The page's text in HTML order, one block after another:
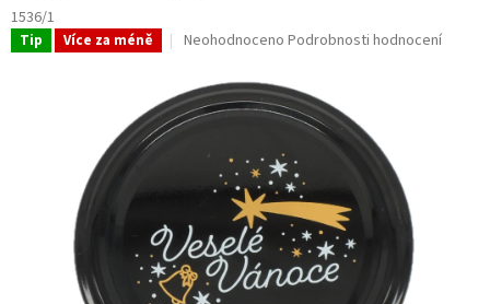
1536/1
Tip Více za méně
Průměrné
produktu
je
0,0
hvězdiček.
Neohodnoceno Podrobnosti hodnocení